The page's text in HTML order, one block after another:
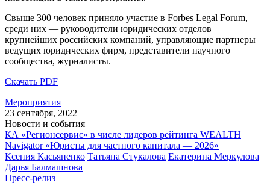
Свыше 300 человек приняло участие в Forbes Legal Forum,
среди них — руководители юридических отделов
крупнейших российских компаний, управляющие партнеры
ведущих юридических фирм, представители научного
сообщества, журналисты.
Скачать PDF
Мероприятия
23 сентября, 2022
Новости и события
КА «Регионсервис» в числе лидеров рейтинга WEALTH
Navigator «Юристы для частного капитала — 2026»
Ксения Касьяненко Татьяна Стукалова Екатерина Меркулова
Дарья Балмашнова
Пресс-релиз